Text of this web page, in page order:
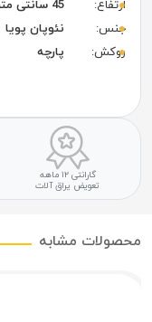
ارتفاع:
45 سانتی متر
جنس:
نئوپان پویا
روکش:
پارچه
گارانتی ۱۲ ماهه
تعویض یراق آلات
محصولات مشابه